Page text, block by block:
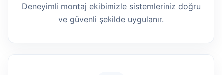
Deneyimli montaj ekibimizle sistemleriniz doğru
ve güvenli şekilde uygulanır.